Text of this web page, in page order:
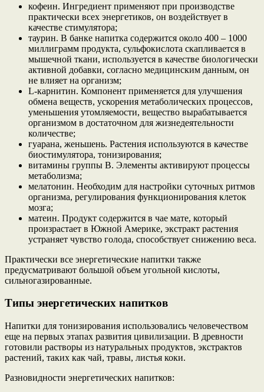
кофеин. Ингредиент применяют при производстве
практически всех энергетиков, он воздействует в
качестве стимулятора;
таурин. В банке напитка содержится около 400 – 1000
миллиграмм продукта, сульфокислота скапливается в
мышечной ткани, используется в качестве биологически
активной добавки, согласно медицинским данным, он
не влияет на организм;
L-карнитин. Компонент применяется для улучшения
обмена веществ, ускорения метаболических процессов,
уменьшения утомляемости, вещество вырабатывается
организмом в достаточном для жизнедеятельности
количестве;
гуарана, женьшень. Растения используются в качестве
биостимулятора, тонизирования;
витамины группы B. Элементы активируют процессы
метаболизма;
мелатонин. Необходим для настройки суточных ритмов
организма, регулирования функционирования клеток
мозга;
матеин. Продукт содержится в чае мате, который
произрастает в Южной Америке, экстракт растения
устраняет чувство голода, способствует снижению веса.
Практически все энергетические напитки также
предусматривают большой объем угольной кислоты,
сильногазированные.
Типы энергетических напитков
Напитки для тонизирования использовались человечеством
еще на первых этапах развития цивилизации. В древности
готовили растворы из натуральных продуктов, экстрактов
растений, таких как чай, травы, листья коки.
Разновидности энергетических напитков: